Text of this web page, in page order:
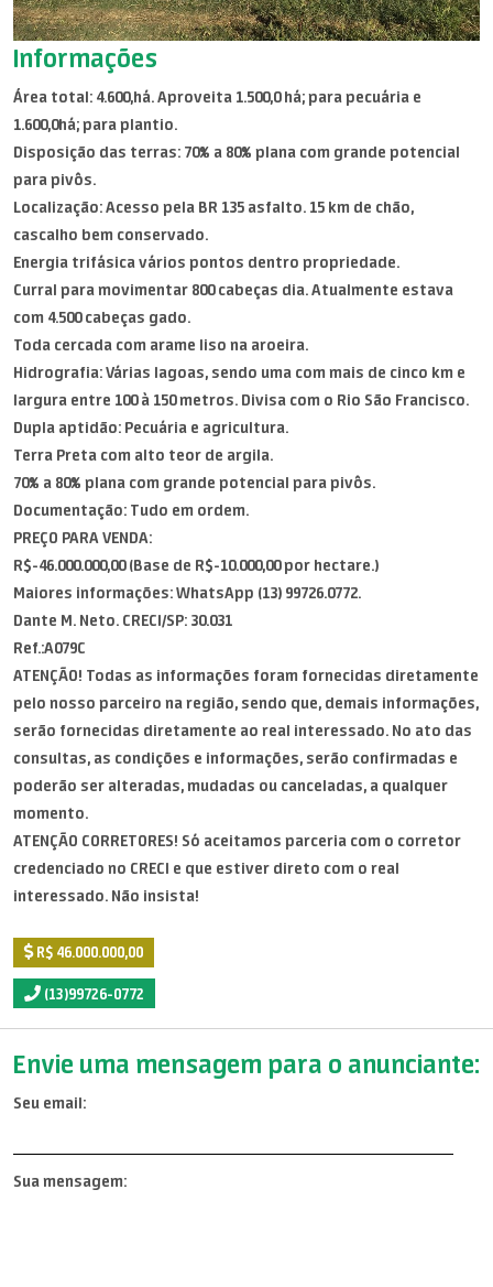
Informações
Área total: 4.600,há. Aproveita 1.500,0 há; para pecuária e
1.600,0há; para plantio.
Disposição das terras: 70% a 80% plana com grande potencial
para pivôs.
Localização: Acesso pela BR 135 asfalto. 15 km de chão,
cascalho bem conservado.
Energia trifásica vários pontos dentro propriedade.
Curral para movimentar 800 cabeças dia. Atualmente estava
com 4.500 cabeças gado.
Toda cercada com arame liso na aroeira.
Hidrografia: Várias lagoas, sendo uma com mais de cinco km e
largura entre 100 à 150 metros. Divisa com o Rio São Francisco.
Dupla aptidão: Pecuária e agricultura.
Terra Preta com alto teor de argila.
70% a 80% plana com grande potencial para pivôs.
Documentação: Tudo em ordem.
PREÇO PARA VENDA:
R$-46.000.000,00 (Base de R$-10.000,00 por hectare.)
Maiores informações: WhatsApp (13) 99726.0772.
Dante M. Neto. CRECI/SP: 30.031
Ref.:A079C
ATENÇÃO! Todas as informações foram fornecidas diretamente
pelo nosso parceiro na região, sendo que, demais informações,
serão fornecidas diretamente ao real interessado. No ato das
consultas, as condições e informações, serão confirmadas e
poderão ser alteradas, mudadas ou canceladas, a qualquer
momento.
ATENÇÃO CORRETORES! Só aceitamos parceria com o corretor
credenciado no CRECI e que estiver direto com o real
interessado. Não insista!
R$ 46.000.000,00
(13)99726-0772
Envie uma mensagem para o anunciante:
Seu email:
Sua mensagem: